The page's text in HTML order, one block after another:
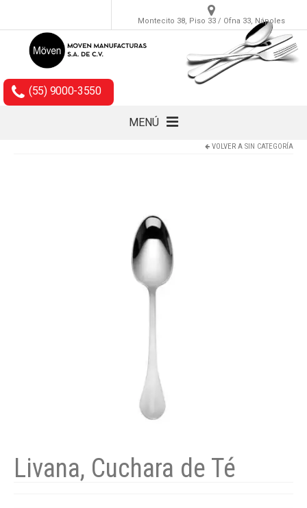
Montecito 38, Piso 33 / Ofna 33, Nápoles
(55) 9000-3550
MENÚ
VOLVER A SIN CATEGORÍA
Livana, Cuchara de Té